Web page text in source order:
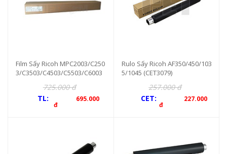
Film Sấy Ricoh MPC2003/C250
3/C3503/C4503/C5503/C6003
725.000 đ
TL:
695.000
đ
Rulo Sấy Ricoh AF350/450/103
5/1045 (CET3079)
257.000 đ
CET:
227.000
đ